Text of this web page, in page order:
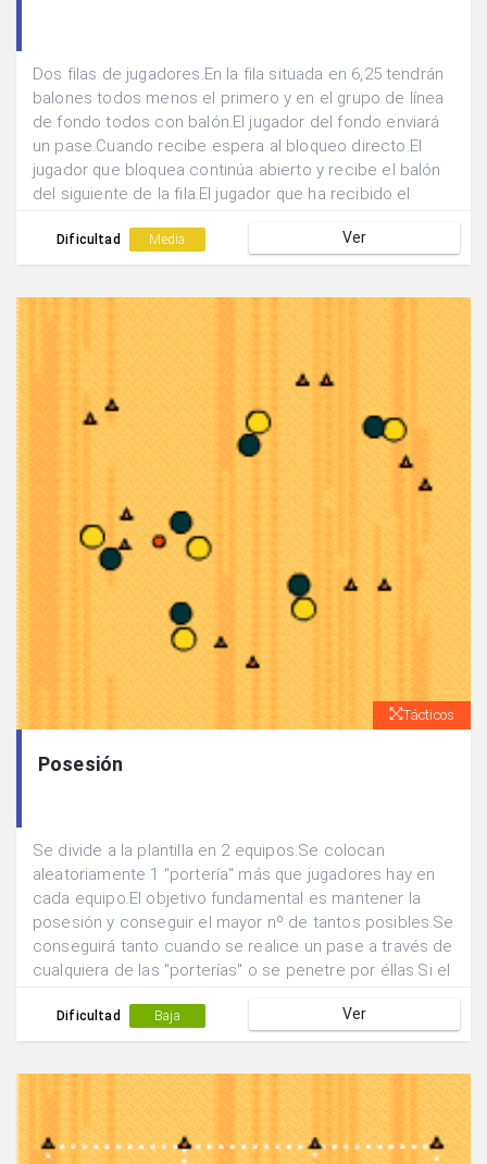
Dos filas de jugadores.En la fila situada en 6,25 tendrán
balones todos menos el primero y en el grupo de línea
de fondo todos con balón.El jugador del fondo enviará
un pase.Cuando recibe espera al bloqueo directo.El
jugador que bloquea continúa abierto y recibe el balón
del siguiente de la fila.El jugador que ha recibido el
rebote y cambian de fila.
Dificultad Media Ver
Tácticos
Posesión
Se divide a la plantilla en 2 equipos.Se colocan
aleatoriamente 1 "portería" más que jugadores hay en
cada equipo.El objetivo fundamental es mantener la
posesión y conseguir el mayor nº de tantos posibles.Se
conseguirá tanto cuando se realice un pase a través de
cualquiera de las "porterías" o se penetre por éllas.Si el
Dificultad Baja Ver